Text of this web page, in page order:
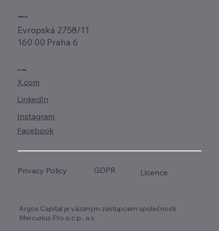
Adresa
Evropská 2758/11
160 00 Praha 6
Social
X.com
LinkedIn
Instagram
Facebook
Argos Capital je vázaným zástupcem společnosti
Mercurius Pro o.c.p., a.s.
Privacy Policy GDPR Licence